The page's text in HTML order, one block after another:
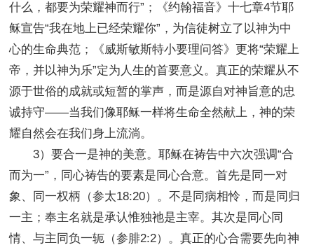
什么，都要为荣耀神而行”；《约翰福音》十七章4节耶
稣宣告“我在地上已经荣耀你”，为信徒树立了以神为中
心的生命典范；《威斯敏斯特小要理问答》更将“荣耀上
帝，并以神为乐”定为人生的首要意义。真正的荣耀从不
源于世俗的成就或短暂的掌声，而是源自对神旨意的忠
诚持守——当我们像耶稣一样将生命全然献上，神的荣
耀自然会在我们身上流淌。
3）要合一是神的美意。耶稣在祷告中六次强调“合
而为一”，同心祷告的要素是同心合意。首先是同一对
象、同一权柄（参太18:20）。不是同病相怜，而是同归
一主；奉主名就是承认惟独祂是主宰。其次是同心同
情、与主同负一轭（参腓2:2）。真正的心合需要先向神